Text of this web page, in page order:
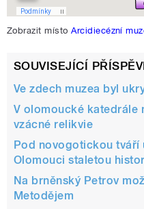
Zobrazit místoArcidiecézní
SOUVISEJÍCÍ
Ve zdech muzea byl
V olomoucké katedrále
vzácné relikvie
Pod novogotickou tváří
Olomouci staletou
Na brněnský Petrov
Metodějem